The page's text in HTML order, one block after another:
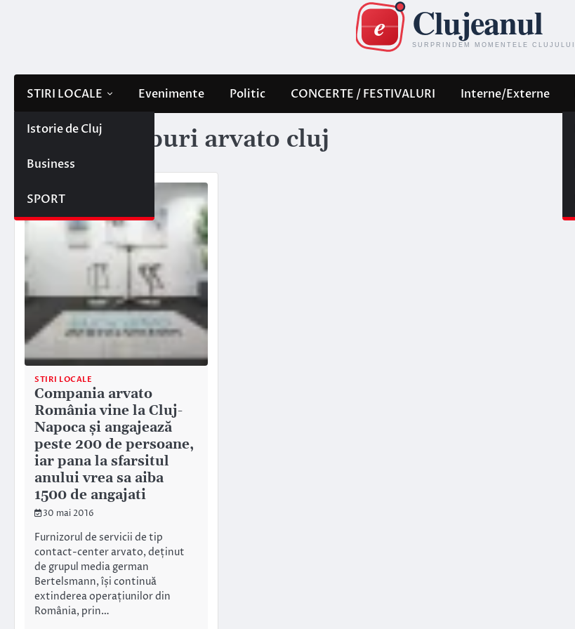
STIRI LOCALE
Istorie de Cluj
Business
SPORT
Evenimente Politic CONCERTE / FESTIVALURI Interne/Externe
Etichetă: joburi arvato cluj
STIRI LOCALE
Compania arvato
România vine la Cluj-
Napoca și angajează
peste 200 de persoane,
iar pana la sfarsitul
anului vrea sa aiba
1500 de angajati
30 mai 2016
Furnizorul de servicii de tip
contact-center arvato, deținut
de grupul media german
Bertelsmann, își continuă
extinderea operațiunilor din
România, prin…